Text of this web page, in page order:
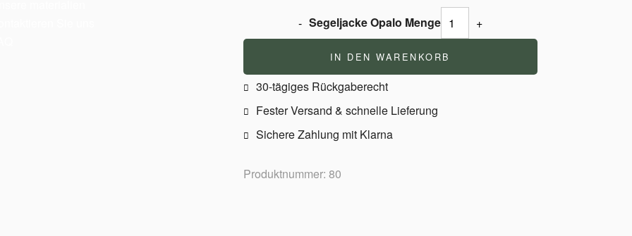
- Segeljacke Opalo Menge +
IN DEN WARENKORB
30-tägiges Rückgaberecht
Fester Versand & schnelle Lieferung
Sichere Zahlung mit Klarna
Produktnummer: 80